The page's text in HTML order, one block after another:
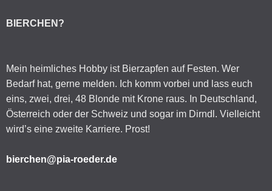
BIERCHEN?
Mein heimliches Hobby ist Bierzapfen auf Festen. Wer
Bedarf hat, gerne melden. Ich komm vorbei und lass euch
eins, zwei, drei, 48 Blonde mit Krone raus. In Deutschland,
Österreich oder der Schweiz und sogar im Dirndl. Vielleicht
wird’s eine zweite Karriere. Prost!
bierchen@pia-roeder.de